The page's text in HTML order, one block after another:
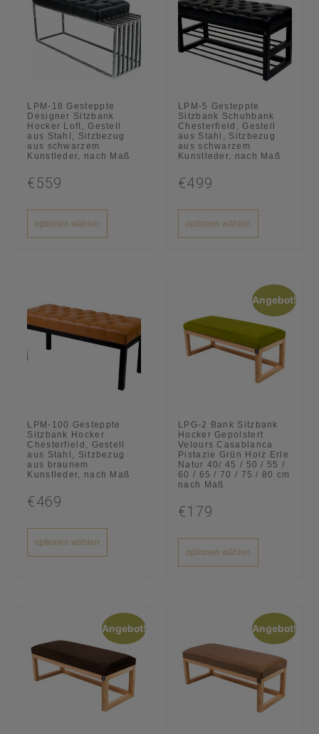
LPM-18 Gesteppte
Designer Sitzbank
Hocker Loft, Gestell
aus Stahl, Sitzbezug
aus schwarzem
Kunstleder, nach Maß
€559
optionen wählen
LPM-5 Gesteppte
Sitzbank Schuhbank
Chesterfield, Gestell
aus Stahl, Sitzbezug
aus schwarzem
Kunstleder, nach Maß
€499
optionen wählen
LPM-100 Gesteppte
Sitzbank Hocker
Chesterfield, Gestell
aus Stahl, Sitzbezug
aus braunem
Kunstleder, nach Maß
€469
optionen wählen
Angebot!
LPG-2 Bank Sitzbank
Hocker Gepolstert
Velours Casablanca
Pistazie Grün Holz Erle
Natur 40/ 45 / 50 / 55 /
60 / 65 / 70 / 75 / 80 cm
nach Maß
€179
optionen wählen
Angebot! Angebot!